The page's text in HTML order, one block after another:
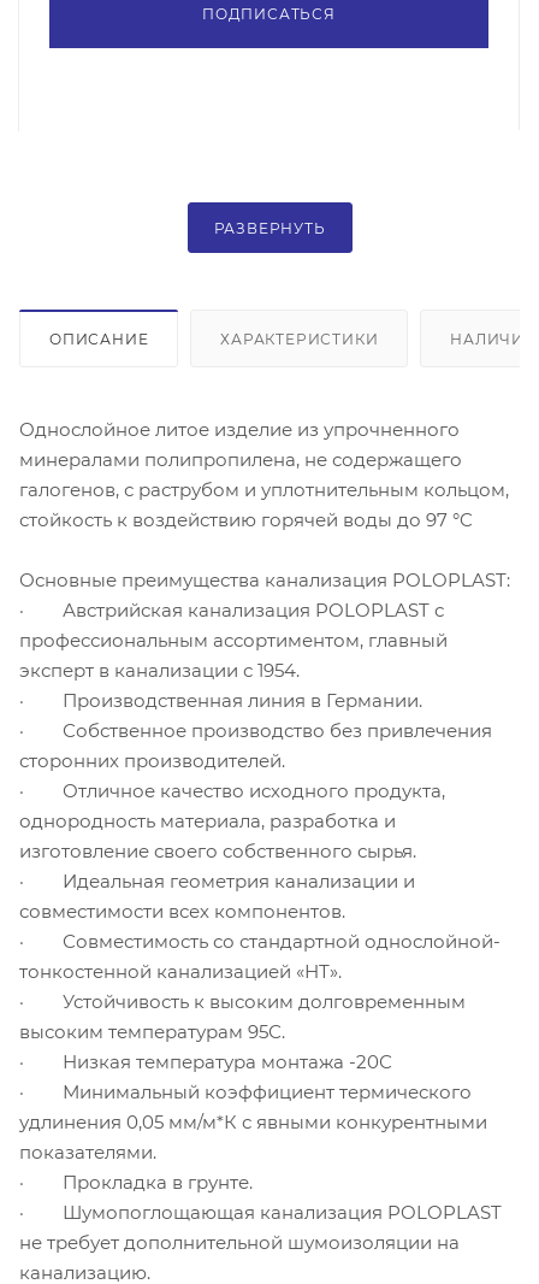
ПОДПИСАТЬСЯ
РАЗВЕРНУТЬ
ОПИСАНИЕ ХАРАКТЕРИСТИКИ НАЛИЧИЕ
Однослойное литое изделие из упрочненного
минералами полипропилена, не содержащего
галогенов, с раструбом и уплотнительным кольцом,
стойкость к воздействию горячей воды до 97 °C
Основные преимущества канализация POLOPLAST:
· Австрийская канализация POLOPLAST с
профессиональным ассортиментом, главный
эксперт в канализации с 1954.
· Производственная линия в Германии.
· Собственное производство без привлечения
сторонних производителей.
· Отличное качество исходного продукта,
однородность материала, разработка и
изготовление своего собственного сырья.
· Идеальная геометрия канализации и
совместимости всех компонентов.
· Совместимость со стандартной однослойной-
тонкостенной канализацией «НТ».
· Устойчивость к высоким долговременным
высоким температурам 95С.
· Низкая температура монтажа -20С
· Минимальный коэффициент термического
удлинения 0,05 мм/м*К с явными конкурентными
показателями.
· Прокладка в грунте.
· Шумопоглощающая канализация POLOPLAST
не требует дополнительной шумоизоляции на
канализацию.